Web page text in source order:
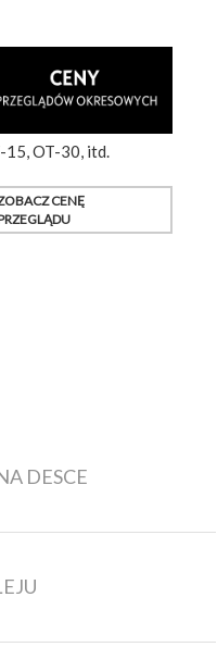
15, OT-30, itd.
CENĘ
DESCE